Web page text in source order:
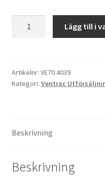
Strömbrytarkontakt
KT4200
mängd
Lägg till i
Artikelnr: VE70.4039
Kategori: Ventrac
Beskrivning
Beskrivning